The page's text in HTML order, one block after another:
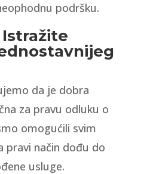
podršku.
da je dobra
za pravu odluku o
omogućili svim
pravi način dođu do
usluge.